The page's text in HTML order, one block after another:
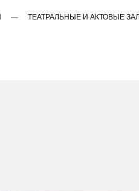
ТЕАТРАЛЬНЫЕ И АКТОВЫЕ